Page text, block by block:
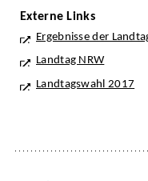
Externe Links
Ergebnisse der
Landtag NRW
Landtagswahl 2017